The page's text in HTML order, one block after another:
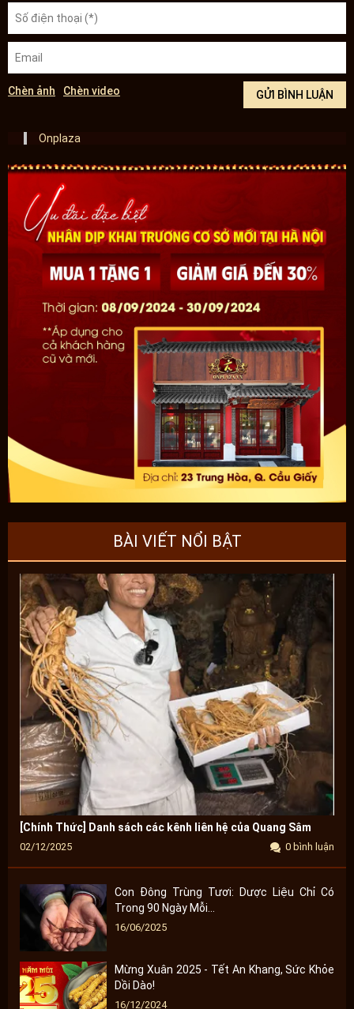
Chèn ảnh Chèn video
Onplaza
BÀI VIẾT NỔI BẬT
[Chính Thức] Danh sách các kênh liên hệ của Quang Sâm
02/12/2025 0 bình luận
Con Đông Trùng Tươi: Dược Liệu Chỉ Có
Trong 90 Ngày Mỗi...
16/06/2025
Mừng Xuân 2025 - Tết An Khang, Sức Khỏe
Dồi Dào!
16/12/2024